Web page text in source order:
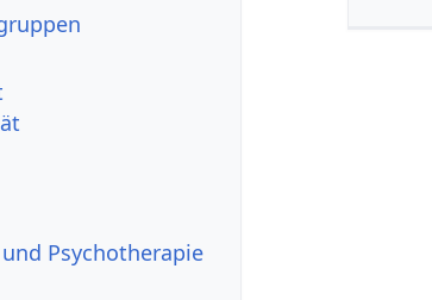
Psychotherapie